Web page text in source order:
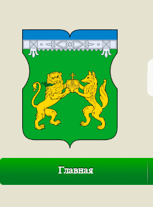
Главная